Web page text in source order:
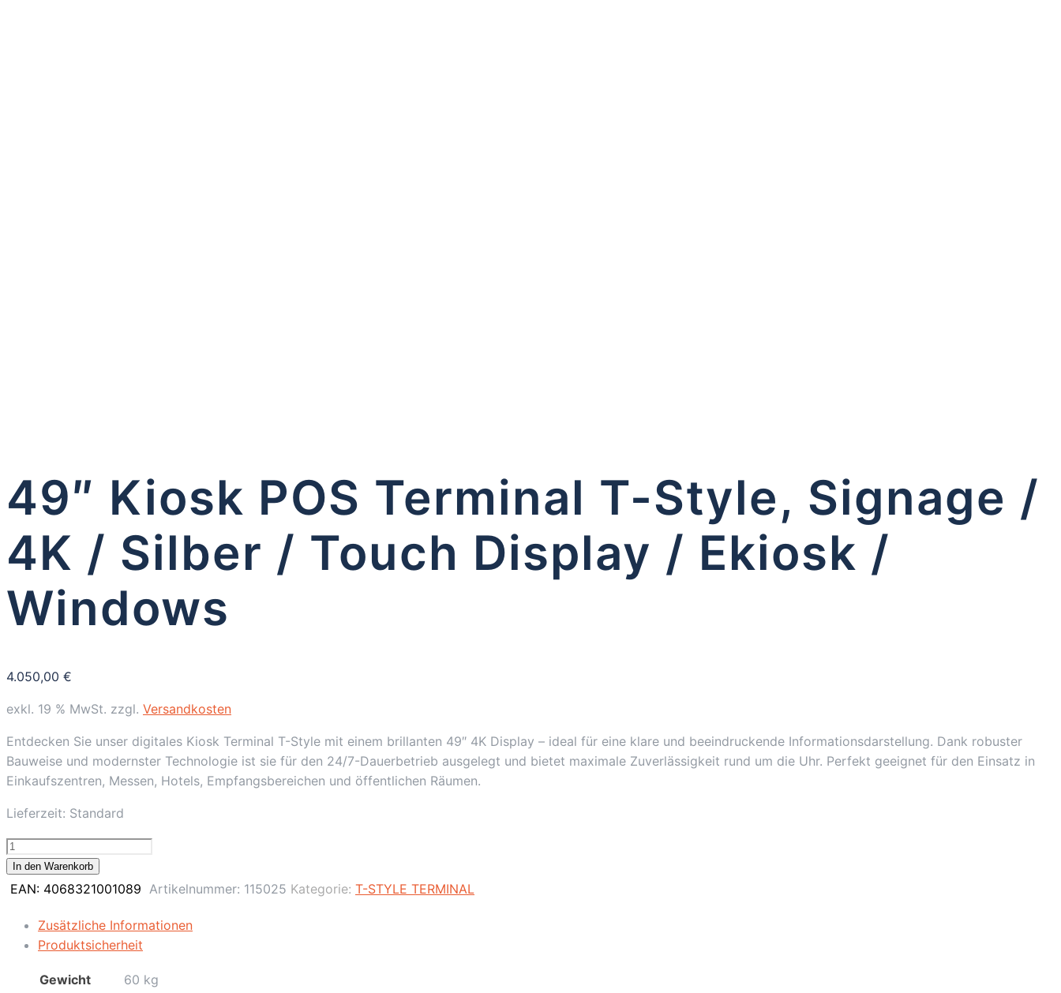
49″ Kiosk POS Terminal T-Style, Signage /
4K / Silber / Touch Display / Ekiosk /
Windows
4.050,00 €
exkl. 19 % MwSt. zzgl. Versandkosten
Entdecken Sie unser digitales Kiosk Terminal T-Style mit einem brillanten 49″ 4K Display – ideal für eine klare und beeindruckende Informationsdarstellung. Dank robuster
Bauweise und modernster Technologie ist sie für den 24/7-Dauerbetrieb ausgelegt und bietet maximale Zuverlässigkeit rund um die Uhr. Perfekt geeignet für den Einsatz in
Einkaufszentren, Messen, Hotels, Empfangsbereichen und öffentlichen Räumen.
Lieferzeit: Standard
49"
Kiosk
POS
Style,
In den Warenkorb
EAN: 4068321001089 Artikelnummer: 115025 Kategorie: T-STYLE TERMINAL
Zusätzliche Informationen
Produktsicherheit
Gewicht 60 kg